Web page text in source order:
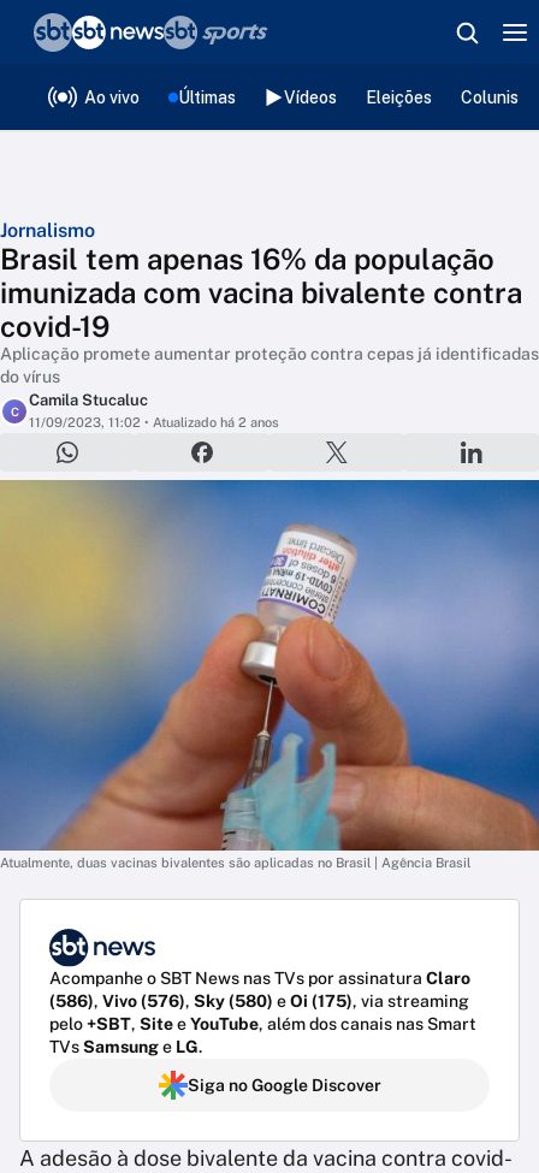
Ao vivo Últimas Vídeos Eleições
Jornalismo
Brasil tem apenas 16% da população
imunizada com vacina bivalente contra
covid-19
Aplicação promete aumentar proteção contra cepas já identificadas
do vírus
C
Camila Stucaluc
11/09/2023, 11:02 • Atualizado há 2 anos
Atualmente, duas vacinas bivalentes são aplicadas no Brasil | Agência Brasil
Acompanhe o SBT News nas TVs por assinatura Claro
(586), Vivo (576), Sky (580) eOi (175), via streaming
pelo+SBT, SiteeYouTube, além dos canais nas Smart
TVsSamsunge LG.
Siga no Google Discover
A adesão à dose bivalente da vacina contra covid-
❮voltar
Editorias